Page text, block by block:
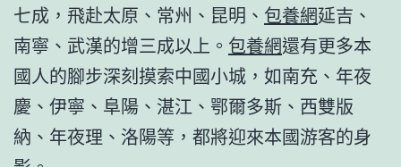
七成，飛赴太原、常州、昆明、 包養網延吉、
南寧、武漢的增三成以上。 包養網還有更多本
國人的腳步深刻摸索中國小城，如南充、年夜
慶、伊寧、阜陽、湛江、鄂爾多斯、西雙版
納、年夜理、洛陽等，都將迎來本國游客的身